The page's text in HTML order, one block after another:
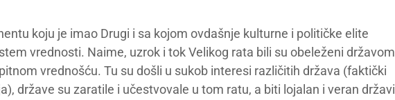
koju je imao Drugi i sa kojom ovdašnje kulturne i političke elite
vrednosti. Naime, uzrok i tok Velikog rata bili su obeleženi državom
vrednošću. Tu su došli u sukob interesi različitih država (faktički
države su zaratile i učestvovale u tom ratu, a biti lojalan i veran državi